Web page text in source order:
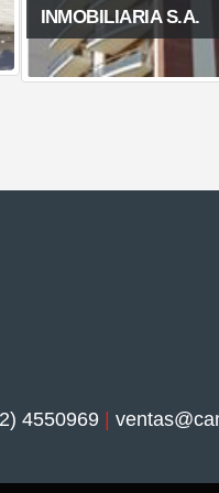
CAM 87 // LAGO 4
4550969